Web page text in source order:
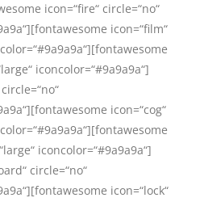
icon=“fire“ circle=“no“
icon=“film“
iconcolor=“#9a9a9a“]
icon=“cog“
iconcolor=“#9a9a9a“]
circle=“no“
icon=“lock“